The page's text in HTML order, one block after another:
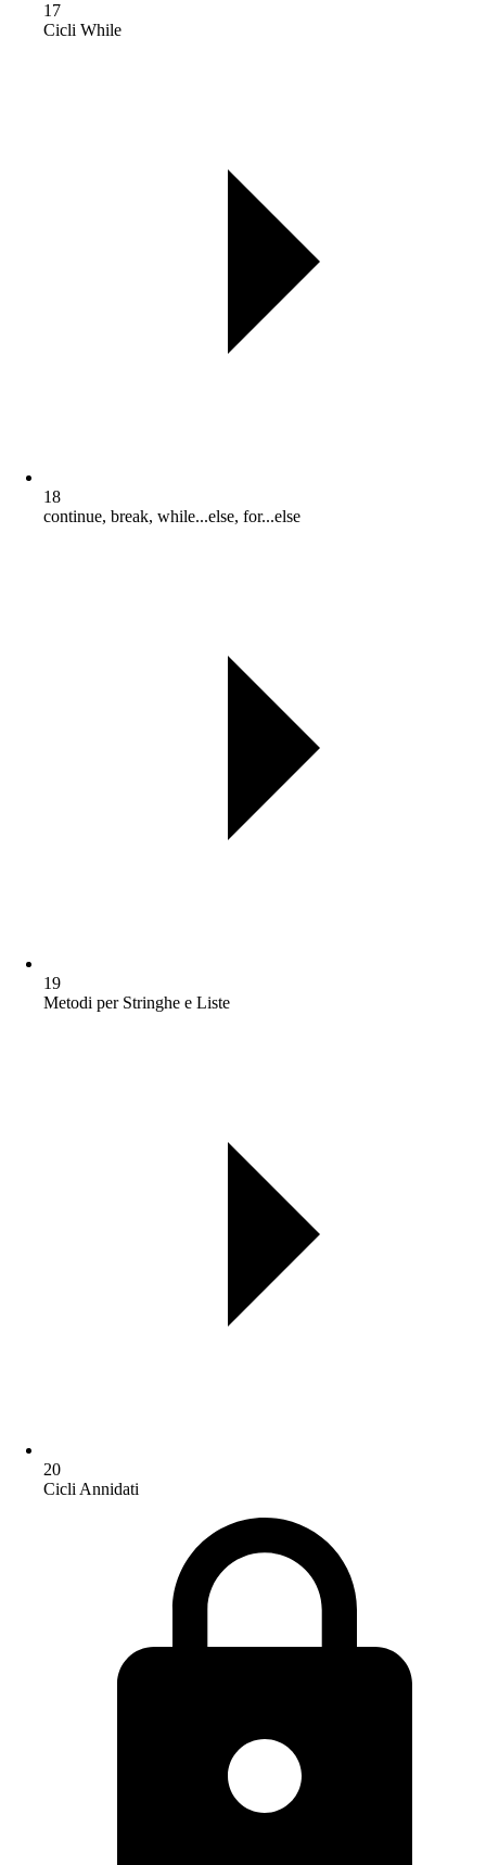
17
Cicli While
18
continue, break, while...else, for...else
19
Metodi per Stringhe e Liste
20
Cicli Annidati